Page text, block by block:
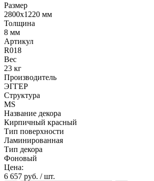
Размер
2800х1220 мм
Толщина
8 мм
Артикул
R018
Вес
23 кг
Производитель
ЭГГЕР
Структура
MS
Название декора
Кирпичный красный
Тип поверхности
Ламинированная
Тип декора
Фоновый
Цена:
6 657 руб. / шт.